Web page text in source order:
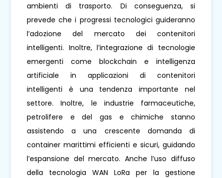
ambienti di trasporto. Di conseguenza, si
prevede che i progressi tecnologici guideranno
l’adozione del mercato dei contenitori
intelligenti. Inoltre, l’integrazione di tecnologie
emergenti come blockchain e intelligenza
artificiale in applicazioni di contenitori
intelligenti è una tendenza importante nel
settore. Inoltre, le industrie farmaceutiche,
petrolifere e del gas e chimiche stanno
assistendo a una crescente domanda di
container marittimi efficienti e sicuri, guidando
l’espansione del mercato. Anche l’uso diffuso
della tecnologia WAN LoRa per la gestione